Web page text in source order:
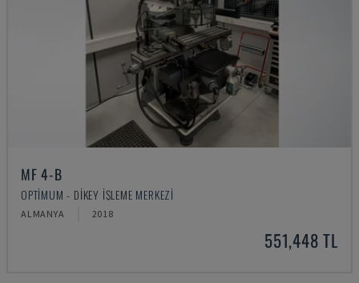
MF 4-B
OPTIMUM - DIKEY İŞLEME MERKEZI
ALMANYA 2018
551,448 TL